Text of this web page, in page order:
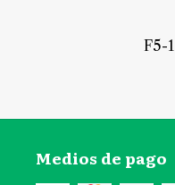
F5-1
Medios de pago